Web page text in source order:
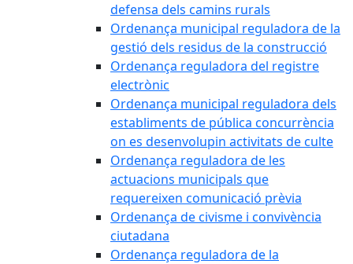
defensa dels camins rurals
Ordenança municipal reguladora de la
gestió dels residus de la construcció
Ordenança reguladora del registre
electrònic
Ordenança municipal reguladora dels
establiments de pública concurrència
on es desenvolupin activitats de culte
Ordenança reguladora de les
actuacions municipals que
requereixen comunicació prèvia
Ordenança de civisme i convivència
ciutadana
Ordenança reguladora de la